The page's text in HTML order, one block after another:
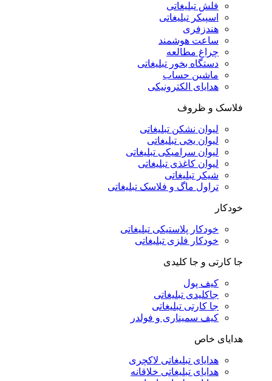
فلش تبلیغاتی
اسپیکر تبلیغاتی
هندزفری
ساعت هوشمند
چراغ مطالعه
دستگاه بخور تبلیغاتی
ماشین حساب
هدایای الکترونیکی
فلاسک و ظروف
لیوان نشکن تبلیغاتی
لیوان یخی تبلیغاتی
لیوان سرامیکی تبلیغاتی
لیوان کاغذی تبلیغاتی
شیکر تبلیغاتی
تراول ماگ و فلاسک تبلیغاتی
خودکار
خودکار پلاستیکی تبلیغاتی
خودکار فلزی تبلیغاتی
جا کارتی و جا کلیدی
کیف پول
جاکلیدی تبلیغاتی
جا کارتی تبلیغاتی
کیف سمیناری و فولدر
هدایای خاص
هدایای تبلیغاتی لاکچری
هدایای تبلیغاتی خلاقانه